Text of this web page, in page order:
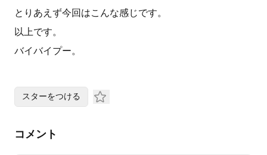
とりあえず今回はこんな感じです。
以上です。
バイバイプー。
スターをつける
コメント